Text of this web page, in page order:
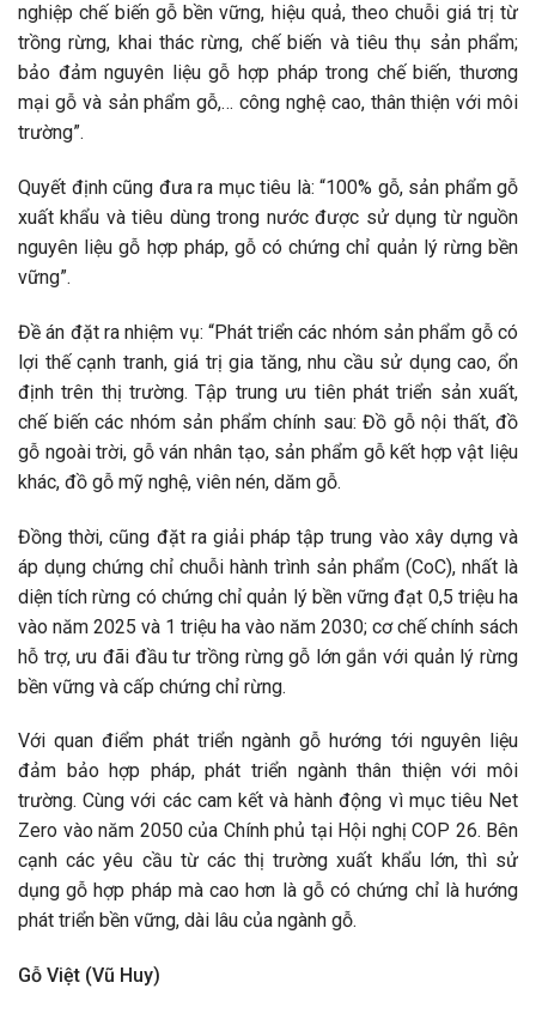
nghiệp chế biến gỗ bền vững, hiệu quả, theo chuỗi giá trị từ
trồng rừng, khai thác rừng, chế biến và tiêu thụ sản phẩm;
bảo đảm nguyên liệu gỗ hợp pháp trong chế biến, thương
mại gỗ và sản phẩm gỗ,… công nghệ cao, thân thiện với môi
trường”.
Quyết định cũng đưa ra mục tiêu là: “100% gỗ, sản phẩm gỗ
xuất khẩu và tiêu dùng trong nước được sử dụng từ nguồn
nguyên liệu gỗ hợp pháp, gỗ có chứng chỉ quản lý rừng bền
vững”.
Đề án đặt ra nhiệm vụ: “Phát triển các nhóm sản phẩm gỗ có
lợi thế cạnh tranh, giá trị gia tăng, nhu cầu sử dụng cao, ổn
định trên thị trường. Tập trung ưu tiên phát triển sản xuất,
chế biến các nhóm sản phẩm chính sau: Đồ gỗ nội thất, đồ
gỗ ngoài trời, gỗ ván nhân tạo, sản phẩm gỗ kết hợp vật liệu
khác, đồ gỗ mỹ nghệ, viên nén, dăm gỗ.
Đồng thời, cũng đặt ra giải pháp tập trung vào xây dựng và
áp dụng chứng chỉ chuỗi hành trình sản phẩm (CoC), nhất là
diện tích rừng có chứng chỉ quản lý bền vững đạt 0,5 triệu ha
vào năm 2025 và 1 triệu ha vào năm 2030; cơ chế chính sách
hỗ trợ, ưu đãi đầu tư trồng rừng gỗ lớn gắn với quản lý rừng
bền vững và cấp chứng chỉ rừng.
Với quan điểm phát triển ngành gỗ hướng tới nguyên liệu
đảm bảo hợp pháp, phát triển ngành thân thiện với môi
trường. Cùng với các cam kết và hành động vì mục tiêu Net
Zero vào năm 2050 của Chính phủ tại Hội nghị COP 26. Bên
cạnh các yêu cầu từ các thị trường xuất khẩu lớn, thì sử
dụng gỗ hợp pháp mà cao hơn là gỗ có chứng chỉ là hướng
phát triển bền vững, dài lâu của ngành gỗ.
Gỗ Việt (Vũ Huy)